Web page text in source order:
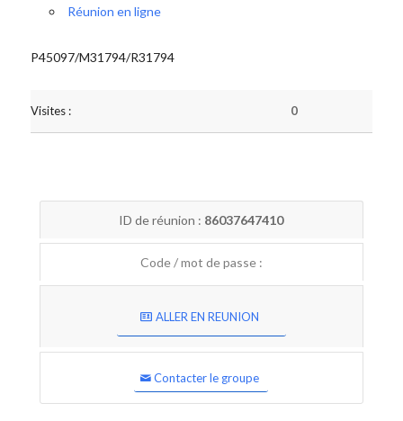
Réunion en ligne
P45097/M31794/R31794
Visites : 0
ID de réunion : 86037647410
Code / mot de passe :
ALLER EN REUNION
Contacter le groupe